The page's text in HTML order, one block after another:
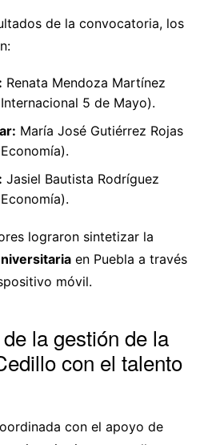
de la convocatoria, los
Renata Mendoza Martínez
5 de Mayo).
María José Gutiérrez Rojas
Jasiel Bautista Rodríguez
lograron sintetizar la
en Puebla a través
móvil.
la gestión de la
con el talento
con el apoyo de